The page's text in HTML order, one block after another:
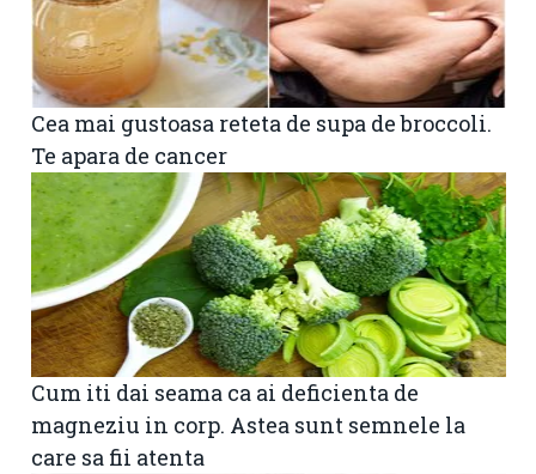
Cea mai gustoasa reteta de supa de broccoli.
Te apara de cancer
Cum iti dai seama ca ai deficienta de
magneziu in corp. Astea sunt semnele la
care sa fii atenta